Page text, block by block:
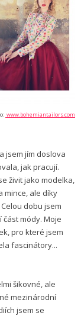
www.bohemiantailors.com
jsem jím doslova
jak pracují.
živit jako modelka,
mince, ale díky
dobu jsem
část módy. Moje
pro které jsem
fascinátory...
šikovné, ale
mezinárodní
jsem se